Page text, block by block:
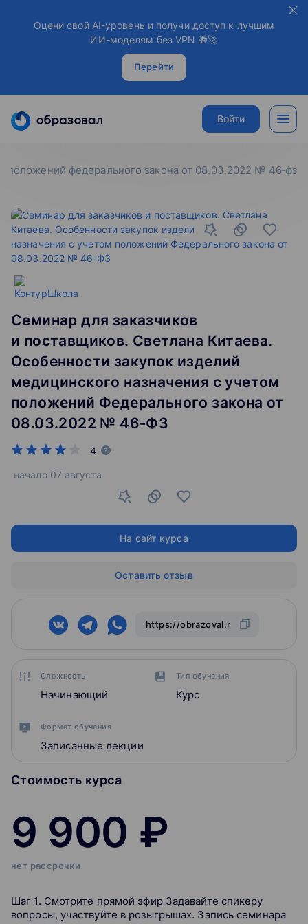
Оцени свой AI-уровень и получи доступ к лучшим
ИИ-моделям без VPN 🎁🚀
Перейти
Войти
положений федерального закона от 08.03.2022 № 46‑фз
Сложность
Начинающий
Тип обучения
Курс
Формат обучения
Записанные лекции
Стоимость курса
9 900 ₽
нет рассрочки
Шаг 1. Смотрите прямой эфир Задавайте спикеру
вопросы, участвуйте в розыгрышах. Запись семинара
Семинар для заказчиков
и поставщиков. Светлана Китаева.
Особенности закупок изделий
медицинского назначения с учетом
положений Федерального закона от
08.03.2022 № 46‑ФЗ
4
начало 07 августа
На сайт курса
Оставить отзыв